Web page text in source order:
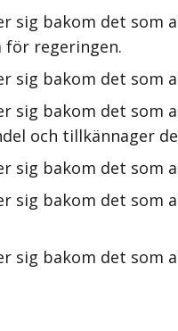
sig bakom det
regeringen.
sig bakom det
sig bakom det
och tillkännager
sig bakom det
sig bakom det
sig bakom det